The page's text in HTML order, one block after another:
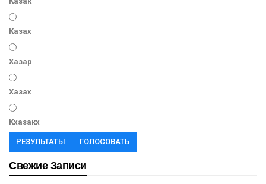
Казах
Хазар
Хазах
Кхазакх
РЕЗУЛЬТАТЫ ГОЛОСОВАТЬ
Свежие Записи